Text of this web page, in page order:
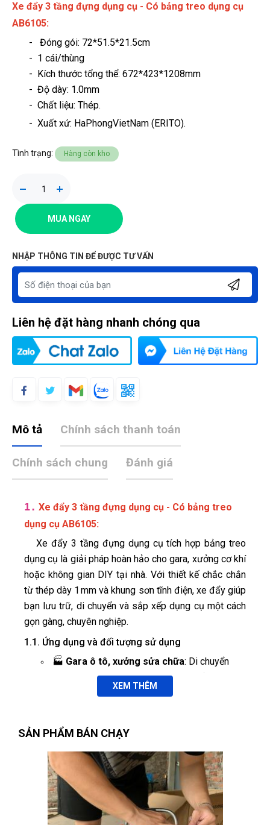
Xe đẩy 3 tầng đựng dụng cụ - Có bảng treo dụng cụ
AB6105:
- Đóng gói: 72*51.5*21.5cm
- 1 cái/thùng
- Kích thước tổng thể: 672*423*1208mm
- Độ dày: 1.0mm
- Chất liệu: Thép.
- Xuất xứ: HaPhongVietNam (ERITO).
Tình trạng: Hàng còn kho
MUA NGAY
NHẬP THÔNG TIN ĐỂ ĐƯỢC TƯ VẤN
Liên hệ đặt hàng nhanh chóng qua
Mô tả Chính sách thanh toán
Chính sách chung Đánh giá
1. Xe đẩy 3 tầng đựng dụng cụ - Có bảng treo
dụng cụ AB6105:
Xe đẩy 3 tầng đựng dụng cụ tích hợp bảng treo
dụng cụ là giải pháp hoàn hảo cho gara, xưởng cơ khí
hoặc không gian DIY tại nhà. Với thiết kế chắc chắn
từ thép dày 1 mm và khung sơn tĩnh điện, xe đẩy giúp
bạn lưu trữ, di chuyển và sắp xếp dụng cụ một cách
gọn gàng, chuyên nghiệp.
1.1. Ứng dụng và đối tượng sử dụng
🏭 Gara ô tô, xưởng sửa chữa: Di chuyển
nhanh dụng cụ cơ khí, phụ tùng thay thế khi thực
hiện bảo dưỡng, sửa chữa động cơ, hệ thống
🔧 Xưởng cơ khí, chế tạo
mỏ lết, cờ lê, đầu vít… trên khay xe, bảng treo tiện
lợi, giảm thời gian tìm kiếm.
🛠️
Đội kỹ thuật lưu động: Mang xe đẩy đến
hiện trường, hỗ trợ bảo trì, lắp đặt thiết bị công
nghiệp, máy móc nông nghiệp.
🏠Không gian DIY, nhà xưởng nhỏ: Người
XEM THÊM
SẢN PHẨM BÁN CHẠY
(Đánh giá 1 năm trước)
Phục vụ đúng hẹn, đúng giờ. Phong cách chuyên nghiệp
Tuyền